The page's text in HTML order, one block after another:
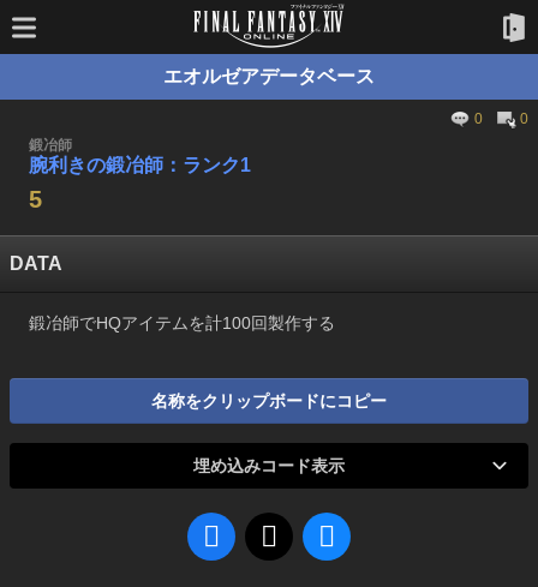
エオルゼアデータベース
0
0
鍛冶師
腕利きの鍛冶師：ランク1
5
DATA
鍛冶師でHQアイテムを計100回製作する
名称をクリップボードにコピー
埋め込みコード表示